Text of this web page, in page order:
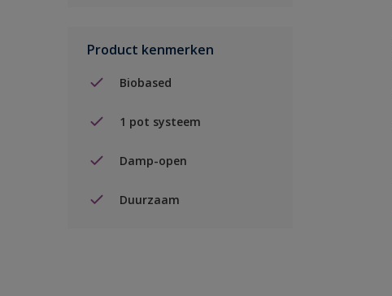
Product kenmerken
Biobased
1 pot systeem
Damp-open
Duurzaam